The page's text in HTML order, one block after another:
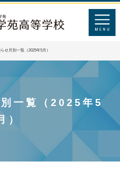
月別一覧（2025年5月）
一覧（2025年5
）